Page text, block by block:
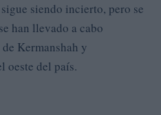
siendo incierto, pero se
han llevado a cabo
Kermanshah y
oeste del país.